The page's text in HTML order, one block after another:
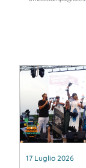
17 Luglio 2026